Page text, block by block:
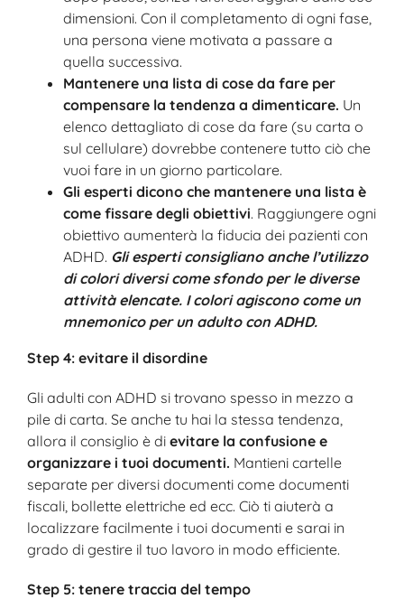
dimensioni. Con il completamento di ogni fase,
una persona viene motivata a passare a
quella successiva.
Mantenere una lista di cose da fare per
compensare la tendenza a dimenticare. Un
elenco dettagliato di cose da fare (su carta o
sul cellulare) dovrebbe contenere tutto ciò che
vuoi fare in un giorno particolare.
Gli esperti dicono che mantenere una lista è
come fissare degli obiettivi. Raggiungere ogni
obiettivo aumenterà la fiducia dei pazienti con
ADHD. Gli esperti consigliano anche l’utilizzo
di colori diversi come sfondo per le diverse
attività elencate. I colori agiscono come un
mnemonico per un adulto con ADHD.
Step 4: evitare il disordine
Gli adulti con ADHD si trovano spesso in mezzo a
pile di carta. Se anche tu hai la stessa tendenza,
allora il consiglio è di evitare la confusione e
organizzare i tuoi documenti. Mantieni cartelle
separate per diversi documenti come documenti
fiscali, bollette elettriche ed ecc. Ciò ti aiuterà a
localizzare facilmente i tuoi documenti e sarai in
grado di gestire il tuo lavoro in modo efficiente.
Step 5: tenere traccia del tempo